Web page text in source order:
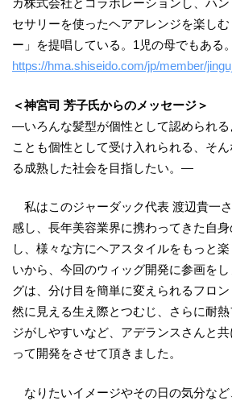
カ株式会社とコラボレーションし、ハ
セサリーを使ったヘアアレンジを楽し
ー」を提唱している。1児の母でもある。
https://hma.shiseido.com/jp/member/
＜神宮司 芳子氏からのメッセージ＞
―いろんな髪型が個性として認められる
ことも個性として受け入れられる、そ
る成熟した社会を目指したい。―
私はこのジャーダック代表 渡辺貴一
感し、長年美容業界に携わってきた自
し、様々な方にヘアスタイルをもっと
いから、今回のウィッグ開発に参画を
グは、分け目を簡単に変えられるフロ
然に見える生え際とつむじ、さらに耐
ジがしやすいなど、アデランスさんと
って開発をさせて頂きました。
なりたいイメージやその日の気分な